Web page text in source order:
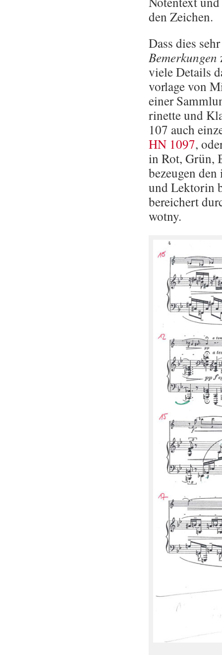
den Zei­chen.
Dass dies
Be­mer­kun­gen
viele De­tails
vor­la­ge von
einer
ri­net­te und
107 auch
HN 1097,
in Rot, Grün,
be­zeu­gen
und Lek­to­rin
be­rei­chert
wot­ny.